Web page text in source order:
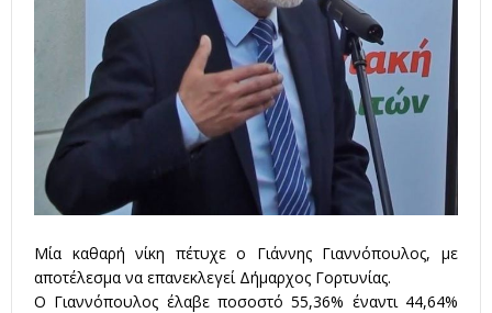
Μία καθαρή νίκη πέτυχε ο Γιάννης Γιαννόπουλος, με
αποτέλεσμα να επανεκλεγεί Δήμαρχος Γορτυνίας.
Ο Γιαννόπουλος έλαβε ποσοστό 55,36% έναντι 44,64%